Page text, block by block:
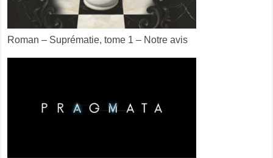
Roman – Suprématie, tome 1 – Notre avis